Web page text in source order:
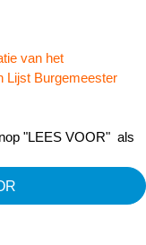
van het
Lijst Burgemeester
"LEES VOOR" als